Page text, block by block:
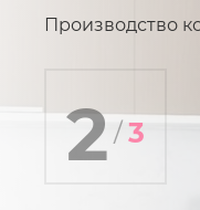
Производство
2/3